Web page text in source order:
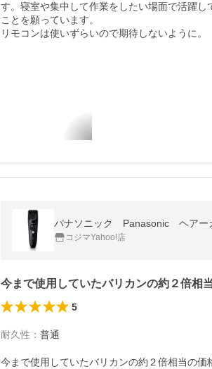
す。寝室や集中して作業をしたい場面で活躍
ことを願っています。
リモコンは使いずらいので期待しないように。
パナソニック Panasonic ヘアー
コジマYahoo!店
今まで使用していたバリカンの約２倍相
5
耐久性 ： 普通
今まで使用していたバリカンの約２倍相当の